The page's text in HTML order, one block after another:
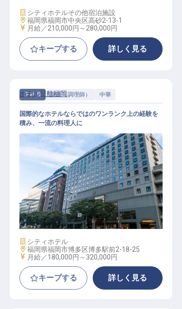
施設業態
シティホテルその他宿泊施設
勤務地
福岡県福岡市中央区高砂2-13-1
給与
月給／210,000円～ 280,000円
キープする 詳しく見る
正社員 調理（調理師） 中華
中華調理
ホテル日航福岡
国際的なホテルならではのワンランク上の経験を
積み、一流の料理人に
施設業態
シティホテル
勤務地
福岡県福岡市博多区博多駅前2-18-25
給与
月給／180,000円～ 320,000円
キープする 詳しく見る